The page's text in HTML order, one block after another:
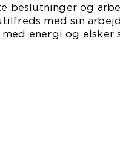
beslutninger og
med sin
energi og elsker